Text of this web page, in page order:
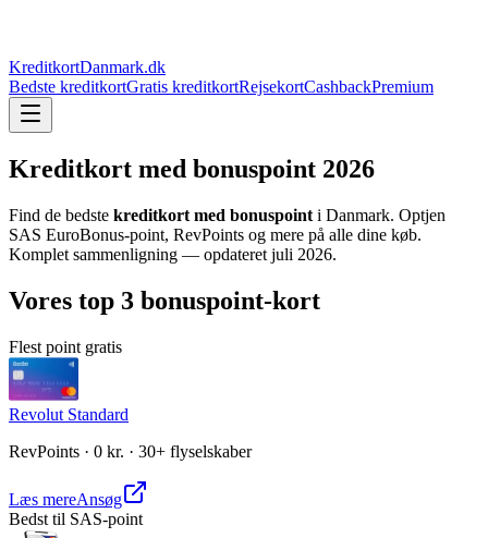
KreditkortDanmark.dk
Bedste kreditkortGratis kreditkortRejsekortCashbackPremium
Kreditkort med bonuspoint 2026
Find de bedste kreditkort med bonuspoint i Danmark. Optjen
SAS EuroBonus-point, RevPoints og mere på alle dine køb.
Komplet sammenligning — opdateret juli 2026.
Vores top 3 bonuspoint-kort
Flest point gratis
Revolut Standard
RevPoints · 0 kr. · 30+ flyselskaber
Læs mereAnsøg
Bedst til SAS-point